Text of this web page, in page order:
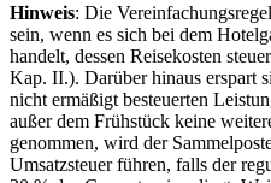
Hinweis: Die
sein, wenn es sich bei dem
handelt, dessen Reisekosten
Kap. II.). Darüber hinaus erspart
nicht ermäßigt besteuerten
außer dem Frühstück keine
genommen, wird der
Umsatzsteuer führen, falls der